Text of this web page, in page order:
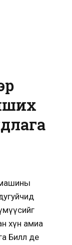
хүн амиа
Билл де